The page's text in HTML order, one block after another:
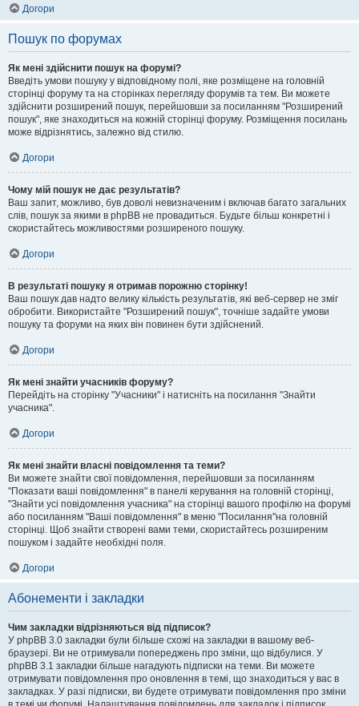
Догори
Пошук по форумах
Як мені здійснити пошук на форумі?
Введіть умови пошуку у відповідному полі, яке розміщене на головній
сторінці форуму та на сторінках перегляду форумів та тем. Ви можете
здійснити розширений пошук, перейшовши за посиланням "Розширений
пошук", яке знаходиться на кожній сторінці форуму. Розміщення посилань
може відрізнятись, залежно від стилю.
Догори
Чому мій пошук не дає результатів?
Ваш запит, можливо, був доволі невизначеним і включав багато загальних
слів, пошук за якими в phpBB не провадиться. Будьте більш конкретні і
скористайтесь можливостями розширеного пошуку.
Догори
В результаті пошуку я отримав порожню сторінку!
Ваш пошук дав надто велику кількість результатів, які веб-сервер не зміг
обробити. Використайте "Розширений пошук", точніше задайте умови
пошуку та форуми на яких він повинен бути здійснений.
Догори
Як мені знайти учасників форуму?
Перейдіть на сторінку "Учасники" і натисніть на посилання "Знайти
учасника".
Догори
Як мені знайти власні повідомлення та теми?
Ви можете знайти свої повідомлення, перейшовши за посиланням
"Показати ваші повідомлення" в панелі керування на головній сторінці,
"Знайти усі повідомлення учасника" на сторінці вашого профілю на форумі
або посиланням "Ваші повідомлення" в меню "Посилання"на головній
сторінці. Щоб знайти створені вами теми, скористайтесь розширеним
пошуком і задайте необхідні поля.
Догори
Абонементи і закладки
Чим закладки відрізняються від підписок?
У phpBB 3.0 закладки були більше схожі на закладки в вашому веб-
браузері. Ви не отримували попереджень про зміни, що відбулися. У
phpBB 3.1 закладки більше нагадують підписки на теми. Ви можете
отримувати повідомлення про оновлення в темі, що знаходиться у вас в
закладках. У разі підписки, ви будете отримувати повідомлення про зміни